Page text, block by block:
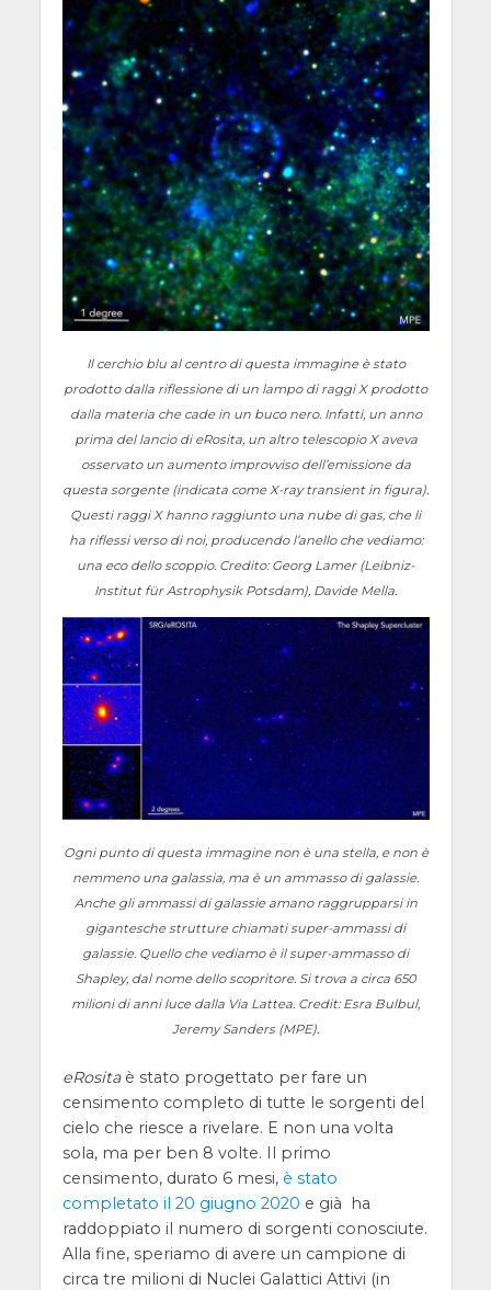
Il cerchio blu al centro di questa immagine è stato
prodotto dalla riflessione di un lampo di raggi X prodotto
dalla materia che cade in un buco nero. Infatti, un anno
prima del lancio di eRosita, un altro telescopio X aveva
osservato un aumento improvviso dell’emissione da
questa sorgente (indicata come X-ray transient in figura).
Questi raggi X hanno raggiunto una nube di gas, che li
ha riflessi verso di noi, producendo l’anello che vediamo:
una eco dello scoppio. Credito: Georg Lamer (Leibniz-
Institut für Astrophysik Potsdam), Davide Mella.
Ogni punto di questa immagine non è una stella, e non è
nemmeno una galassia, ma è un ammasso di galassie.
Anche gli ammassi di galassie amano raggrupparsi in
gigantesche strutture chiamati super-ammassi di
galassie. Quello che vediamo è il super-ammasso di
Shapley, dal nome dello scopritore. Si trova a circa 650
milioni di anni luce dalla Via Lattea. Credit: Esra Bulbul,
Jeremy Sanders (MPE).
eRositaè stato progettato per fare un
censimento completo di tutte le sorgenti del
cielo che riesce a rivelare. E non una volta
sola, ma per ben 8 volte. Il primo
censimento, durato 6 mesi, è stato
completato il 20 giugno 2020 e già ha
raddoppiato il numero di sorgenti conosciute.
Alla fine, speriamo di avere un campione di
circa tre milioni di Nuclei Galattici Attivi (in